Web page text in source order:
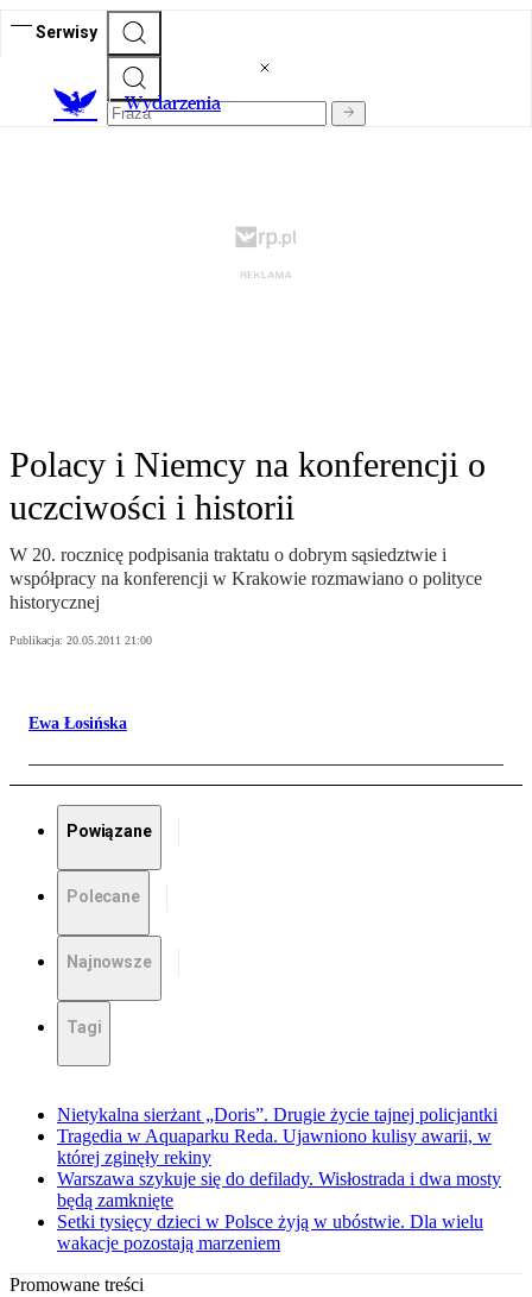
Serwisy
Wydarzenia
Polacy i Niemcy na konferencji o
uczciwości i historii
W 20. rocznicę podpisania traktatu o dobrym sąsiedztwie i
współpracy na konferencji w Krakowie rozmawiano o polityce
historycznej
Publikacja: 20.05.2011 21:00
Ewa Łosińska
Powiązane
Polecane
Najnowsze
Tagi
Nietykalna sierżant „Doris”. Drugie życie tajnej policjantki
Tragedia w Aquaparku Reda. Ujawniono kulisy awarii, w
której zginęły rekiny
Warszawa szykuje się do defilady. Wisłostrada i dwa mosty
będą zamknięte
Setki tysięcy dzieci w Polsce żyją w ubóstwie. Dla wielu
wakacje pozostają marzeniem
Promowane treści